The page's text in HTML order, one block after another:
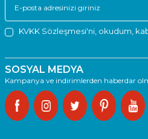
KVKK Sözleşmesi'ni , okudum,
SOSYAL MEDYA
Kampanya ve indirimlerden haberdar